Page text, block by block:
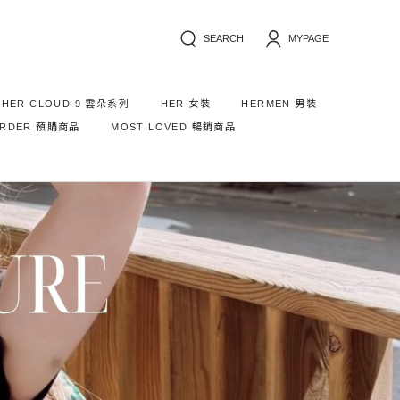
SEARCH MYPAGE
HER CLOUD 9 雲朵系列 HER 女裝 HERMEN 男裝
預購商品 MOST LOVED 暢銷商品